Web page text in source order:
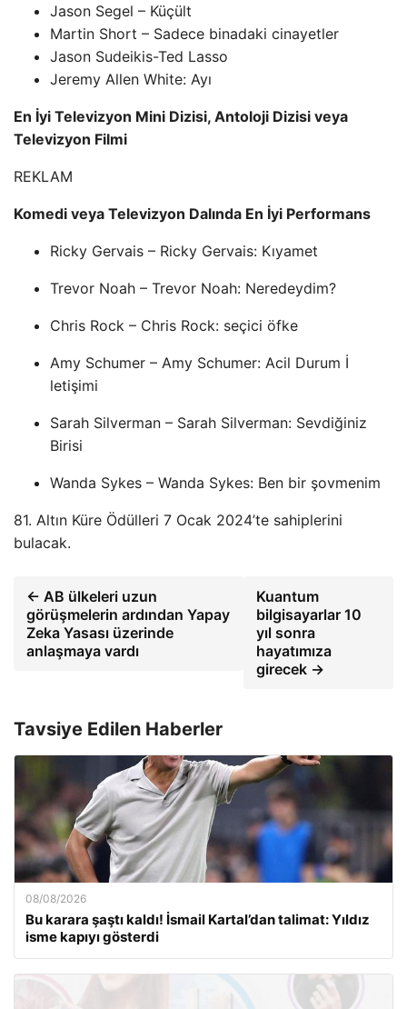
Jason Segel – Küçült
Martin Short – Sadece binadaki cinayetler
Jason Sudeikis-Ted Lasso
Jeremy Allen White: Ayı
En İyi Televizyon Mini Dizisi, Antoloji Dizisi veya
Televizyon Filmi
REKLAM
Komedi veya Televizyon Dalında En İyi Performans
Ricky Gervais – Ricky Gervais: Kıyamet
Trevor Noah – Trevor Noah: Neredeydim?
Chris Rock – Chris Rock: seçici öfke
Amy Schumer – Amy Schumer: Acil Durum İ
letişimi
Sarah Silverman – Sarah Silverman: Sevdiğiniz
Birisi
Wanda Sykes – Wanda Sykes: Ben bir şovmenim
81. Altın Küre Ödülleri 7 Ocak 2024’te sahiplerini
bulacak.
← AB ülkeleri uzun
görüşmelerin ardından Yapay
Zeka Yasası üzerinde
anlaşmaya vardı
Kuantum
bilgisayarlar 10
yıl sonra
hayatımıza
girecek →
Tavsiye Edilen Haberler
08/08/2026
Bu karara şaştı kaldı! İsmail Kartal’dan talimat: Yıldız
isme kapıyı gösterdi